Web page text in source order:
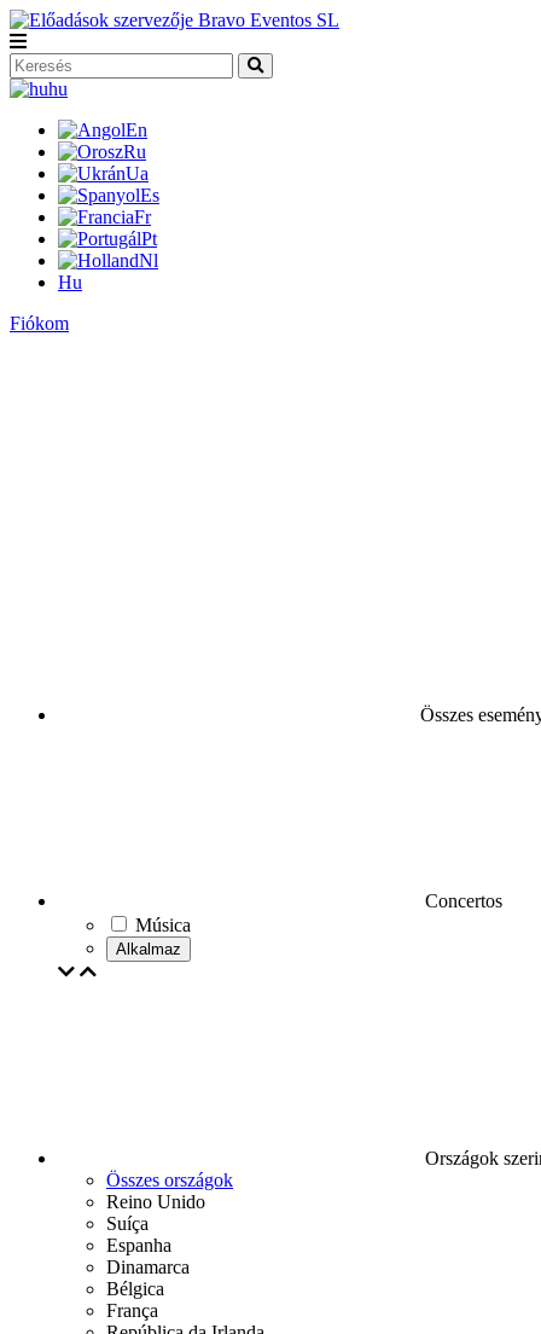
hu
En
Ru
Ua
Es
Fr
Pt
Nl
Hu
Fiókom
Összes
Concertos
Música
Alkalmaz
Országok
Összes országok
Reino Unido
Suíça
Espanha
Dinamarca
Bélgica
França